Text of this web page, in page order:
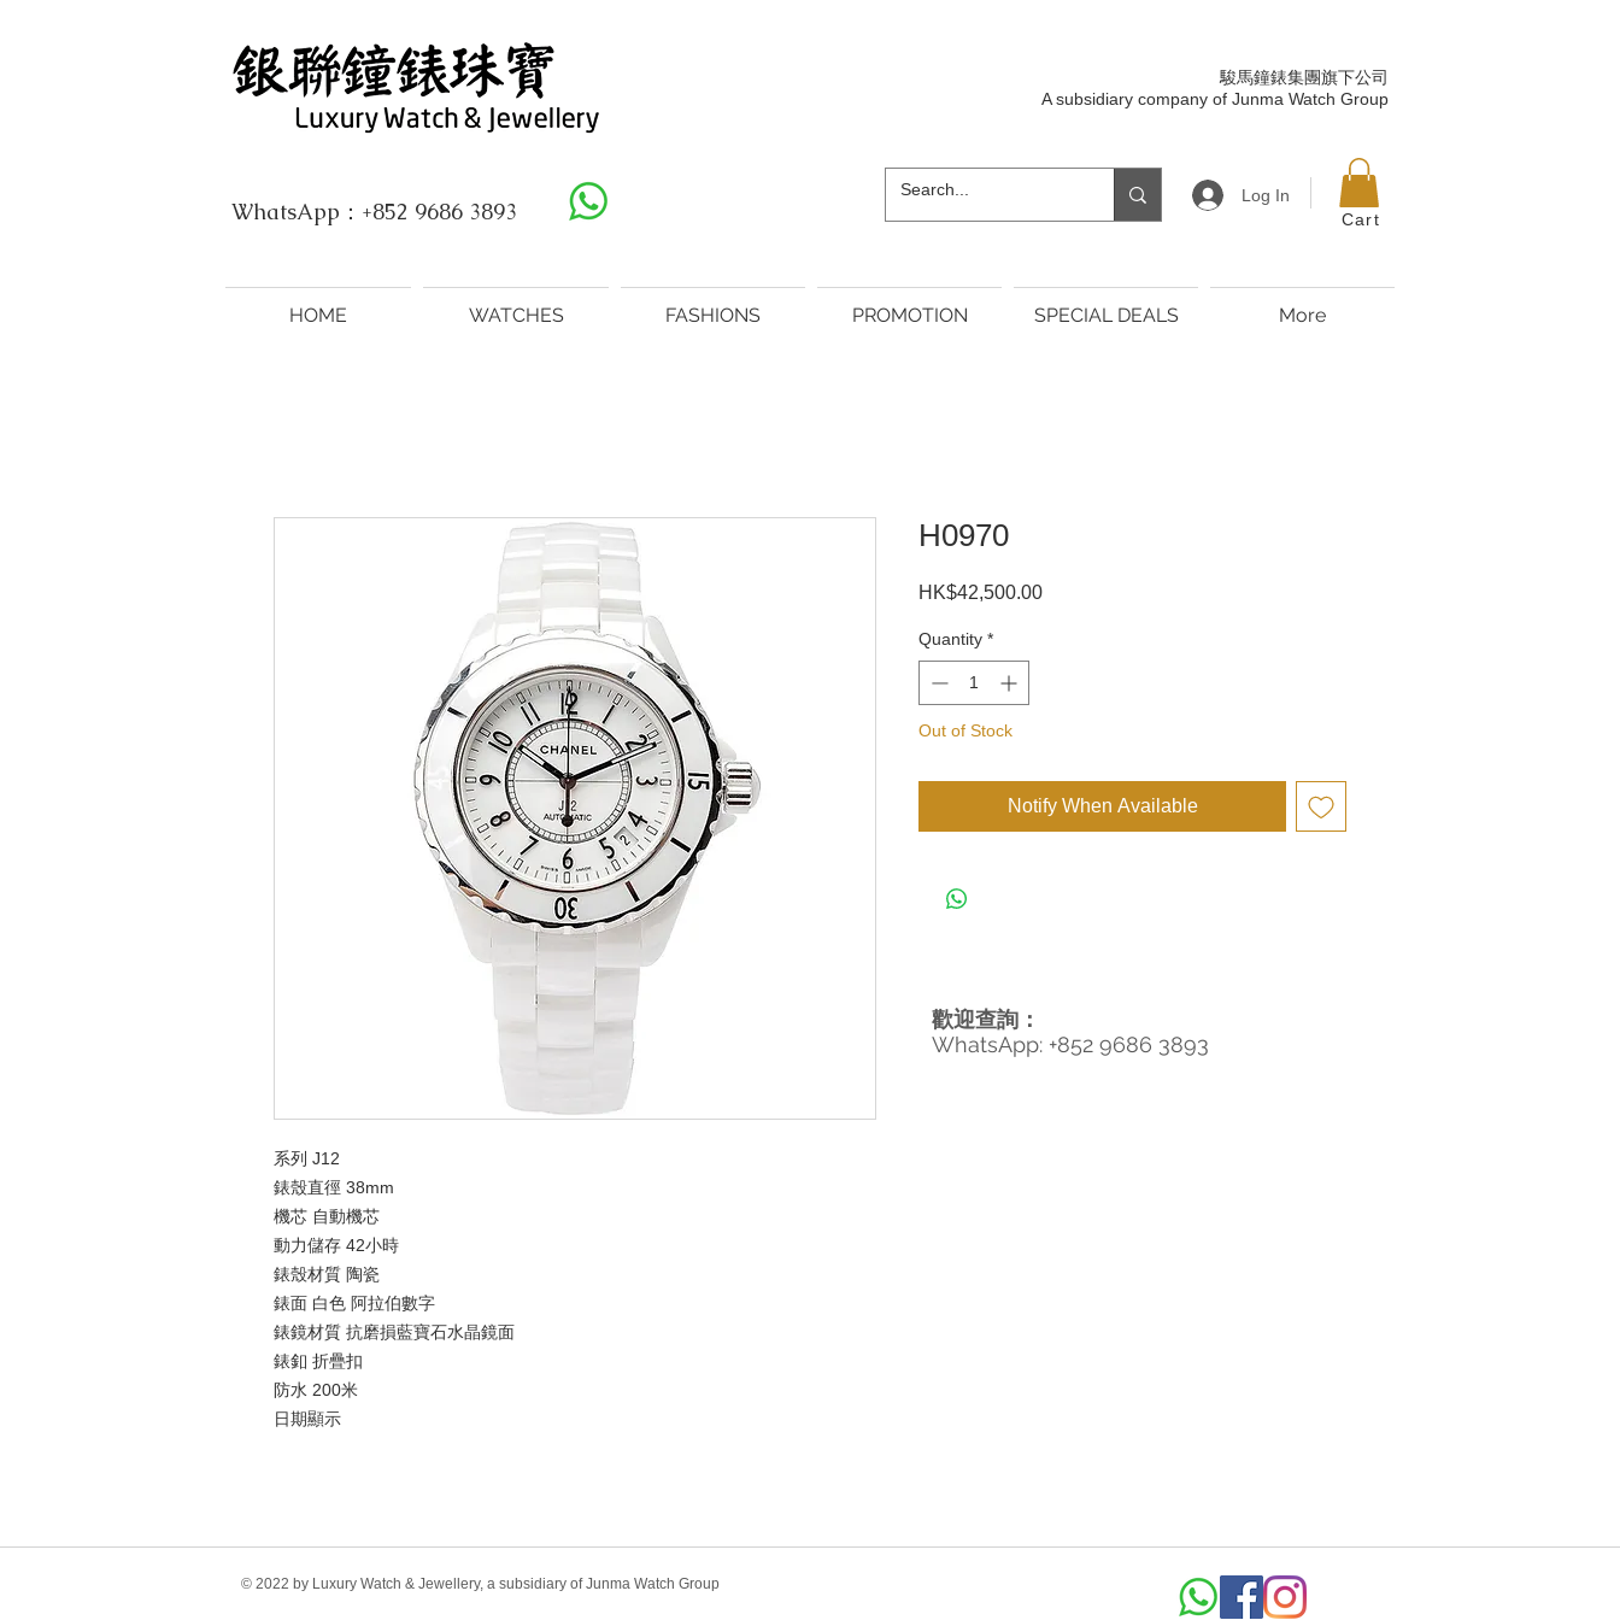
WhatsApp：+852 9686 3893
駿馬鐘錶集團旗下公司
A subsidiary company of Junma Watch Group
Log In
Cart
HOME WATCHES FASHIONS PROMOTION SPECIAL DEALS More
系列 J12
錶殼直徑 38mm
機芯 自動機芯
動力儲存 42小時
錶殼材質 陶瓷
錶面 白色 阿拉伯數字
錶鏡材質 抗磨損藍寶石水晶鏡面
錶釦 折疊扣
防水 200米
日期顯示
H0970
HK$42,500.00Price
Quantity *
Out of Stock
Notify When Available
歡迎查詢：
WhatsApp: +852 9686 3893
© 2022 by Luxury Watch & Jewellery, a subsidiary of Junma Watch Group